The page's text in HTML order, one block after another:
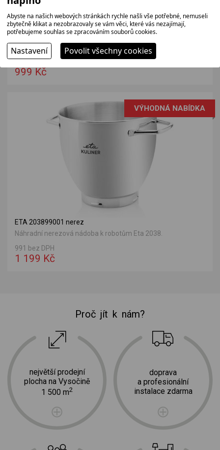
ETA 102899001 nerez
Náhradní nerezová nádoba k robotům Eta Gratus Evo 1028.
826 bez DPH
999 Kč
VÝHODNÁ NABÍDKA
ETA 203899001 nerez
Náhradní nerezová nádoba k robotům Eta 2038.
991 bez DPH
1 199 Kč
Proč jít k nám?
největší prodejní
plocha na Vysočině
1 500 m2
doprava
a profesionální
instalace zdarma
Abyste na našich webových stránkách rychle našli vše potřebné, nemuseli
zbytečně klikat a nezobrazovaly se vám věci, které vás nezajímají,
potřebujeme souhlas se zpracováním souborů cookies.
Nastavení Povolit všechny cookies